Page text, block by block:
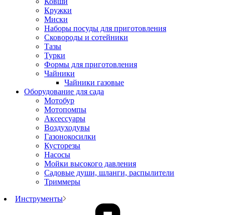
Кружки
Миски
Наборы посуды для приготовления
Сковороды и сотейники
Тазы
Турки
Формы для приготовления
Чайники
Чайники газовые
Оборудование для сада
Мотобур
Мотопомпы
Аксессуары
Воздуходувы
Газонокосилки
Кусторезы
Насосы
Мойки высокого давления
Садовые души, шланги, распылители
Триммеры
Инструменты